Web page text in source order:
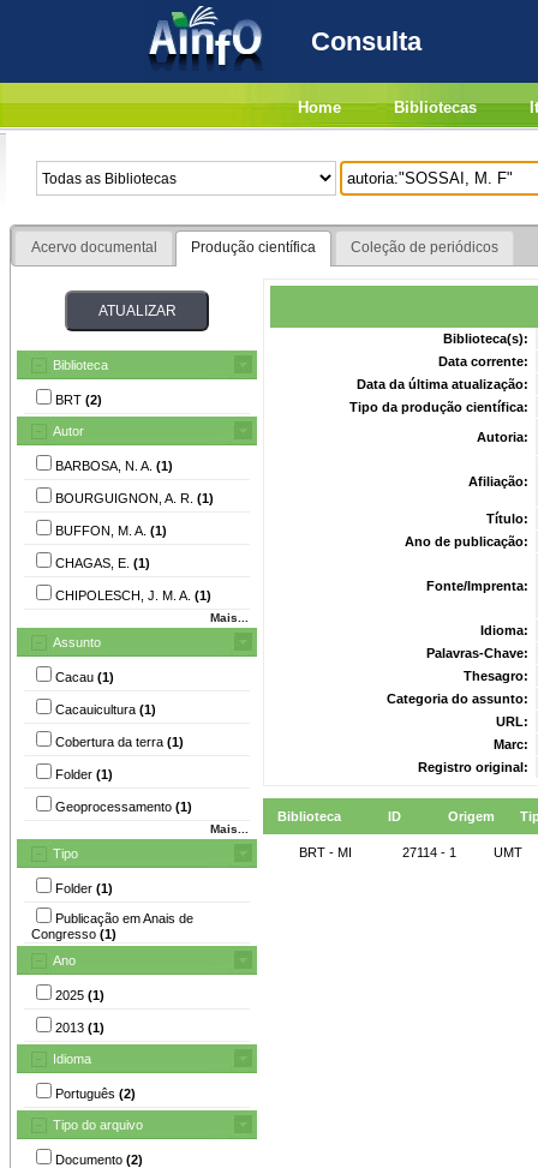
Consulta
Home Bibliotecas
Acervo documental Produção científica Coleção de periódicos
Biblioteca
BRT (2)
Autor
BARBOSA, N. A. (1)
BOURGUIGNON, A. R. (1)
BUFFON, M. A. (1)
CHAGAS, E. (1)
CHIPOLESCH, J. M. A. (1)
Mais...
Assunto
Cacau (1)
Cacauicultura (1)
Cobertura da terra (1)
Folder (1)
Geoprocessamento (1)
Mais...
Tipo
Folder (1)
Publicação em Anais de
Congresso (1)
Ano
2025 (1)
2013 (1)
Idioma
Português (2)
Tipo do arquivo
Documento (2)
Biblioteca(s):
Data corrente:
Data da última atualização:
Tipo da produção científica:
Autoria:
Afiliação:
Título:
Ano de publicação:
Fonte/Imprenta:
Idioma:
Palavras-Chave:
Thesagro:
Categoria do assunto:
URL:
Marc:
Registro original:
Biblioteca ID Origem
BRT - MI 27114 - 1 UMT